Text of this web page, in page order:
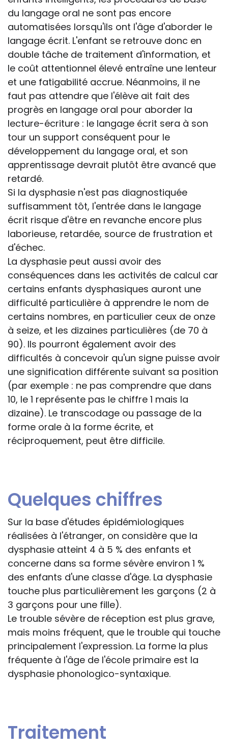
du langage oral ne sont pas encore
automatisées lorsqu'ils ont l'âge d'aborder le
langage écrit. L'enfant se retrouve donc en
double tâche de traitement d'information, et
le coût attentionnel élevé entraîne une lenteur
et une fatigabilité accrue. Néanmoins, il ne
faut pas attendre que l'élève ait fait des
progrès en langage oral pour aborder la
lecture-écriture : le langage écrit sera à son
tour un support conséquent pour le
développement du langage oral, et son
apprentissage devrait plutôt être avancé que
retardé.
Si la dysphasie n'est pas diagnostiquée
suffisamment tôt, l'entrée dans le langage
écrit risque d'être en revanche encore plus
laborieuse, retardée, source de frustration et
d'échec.
La dysphasie peut aussi avoir des
conséquences dans les activités de calcul car
certains enfants dysphasiques auront une
difficulté particulière à apprendre le nom de
certains nombres, en particulier ceux de onze
à seize, et les dizaines particulières (de 70 à
90). Ils pourront également avoir des
difficultés à concevoir qu'un signe puisse avoir
une signification différente suivant sa position
(par exemple : ne pas comprendre que dans
10, le 1 représente pas le chiffre 1 mais la
dizaine). Le transcodage ou passage de la
forme orale à la forme écrite, et
réciproquement, peut être difficile.
Quelques chiffres
Sur la base d'études épidémiologiques
réalisées à l'étranger, on considère que la
dysphasie atteint 4 à 5 % des enfants et
concerne dans sa forme sévère environ 1 %
des enfants d'une classe d'âge. La dysphasie
touche plus particulièrement les garçons (2 à
3 garçons pour une fille).
Le trouble sévère de réception est plus grave,
mais moins fréquent, que le trouble qui touche
principalement l'expression. La forme la plus
fréquente à l'âge de l'école primaire est la
dysphasie phonologico-syntaxique.
Traitement